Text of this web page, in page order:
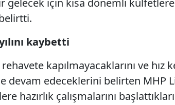
gelecek için kısa dönemli
kaybetti
kapılmayacaklarını ve hız
devam edeceklerini belirten MHP
hazırlık çalışmalarını